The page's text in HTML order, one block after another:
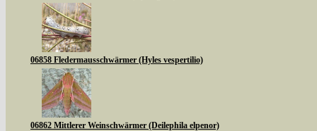
06858 Fledermausschwärmer (Hyles vespertilio)
06862 Mittlerer Weinschwärmer (Deilephila elpenor)